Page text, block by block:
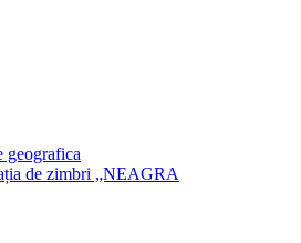
geografica
de zimbri „NEAGRA